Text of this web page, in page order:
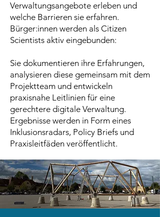
Verwaltungsangebote erleben und
welche Barrieren sie erfahren.
Bürger:innen werden als Citizen
Scientists aktiv eingebunden:
Sie dokumentieren ihre Erfahrungen,
analysieren diese gemeinsam mit dem
Projektteam und entwickeln
praxisnahe Leitlinien für eine
gerechtere digitale Verwaltung.
Ergebnisse werden in Form eines
Inklusionsradars, Policy Briefs und
Praxisleitfäden veröffentlicht.